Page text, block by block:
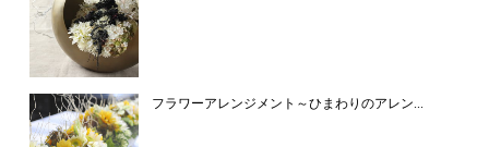
フラワーアレンジメント～ひまわりのアレン...